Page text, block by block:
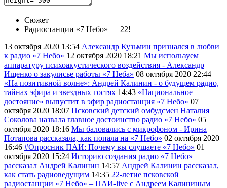
Сюжет
Радиостанции «7 Небо» — 22!
13 октября 2020 13:54 Александр Кузьмин признался в любви
к радио «7 Небо» 12 октября 2020 18:21 Мы используем
аппаратуру психоакустического воздействия - Александр
Ищенко о закулисье работы «7 Неба» 08 октября 2020 22:44
«На позитивной волне»: Андрей Калинин - о будущем радио,
тайнах эфира и звездных гостях​ 14:43 «Национальное
достояние» выпустит в эфир радиостанция «7 Небо» 07
октября 2020 18:07 Псковский детский омбудсмен Наталия
Соколова назвала главное достоинство радио «7 Небо» 05
октября 2020 18:16 Мы баловались с микрофоном - Ирина
Потапова рассказала, как попала на «7 Небо» 02 октября 2020
16:46 #Опросник ПАИ: Почему вы слушаете «7 Небо» 01
октября 2020 15:24 Историю создания радио «7 Небо»
рассказал Андрей Калинин 14:57 Андрей Калинин рассказал,
как стать радиоведущим 14:35 22-летие псковской
радиостанции «7 Небо» – ПАИ-live c Андреем Калининым